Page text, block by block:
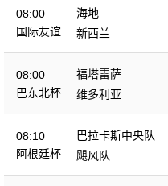
08:00
国际友谊
海地
新西兰
08:00
巴东北杯
福塔雷萨
维多利亚
08:10
阿根廷杯
巴拉卡斯中央队
飓风队